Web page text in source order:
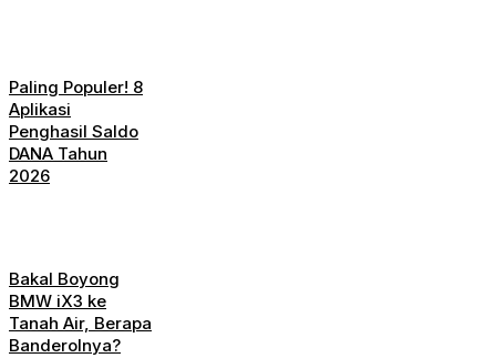
Paling Populer! 8
Aplikasi
Penghasil Saldo
DANA Tahun
2026
Bakal Boyong
BMW iX3 ke
Tanah Air, Berapa
Banderolnya?